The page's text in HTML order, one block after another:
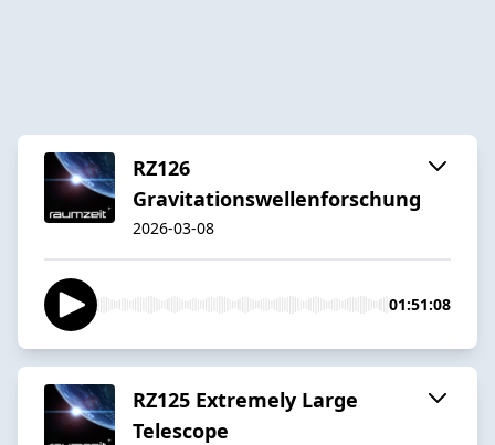
RZ126
Gravitationswellenforschung
2026-03-08
01:51:08
RZ125 Extremely Large
Telescope